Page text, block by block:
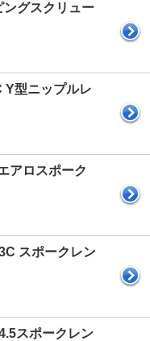
グスクリュー
Y型ニップルレ
ロスポーク
スポークレン
スポークレン